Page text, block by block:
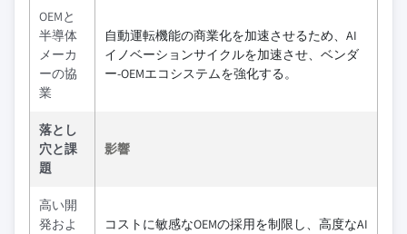
OEMと
半導体
メーカ
ーの協
業
自動運転機能の商業化を加速させるため、AI
イノベーションサイクルを加速させ、ベンダ
ー-OEMエコシステムを強化する。
落とし
穴と課
題
影響
高い開
発およ
コストに敏感なOEMの採用を制限し、高度なAI